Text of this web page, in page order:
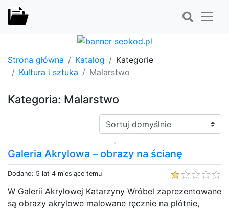
Strona główna Katalog
Kategorie
Kultura i sztuka
Malarstwo
Kategoria: Malarstwo
Sortuj:
Galeria Akrylowa – obrazy na ścianę
Dodano: 5 lat 4 miesiące temu
W Galerii Akrylowej Katarzyny Wróbel zaprezentowane
są obrazy akrylowe malowane ręcznie na płótnie,